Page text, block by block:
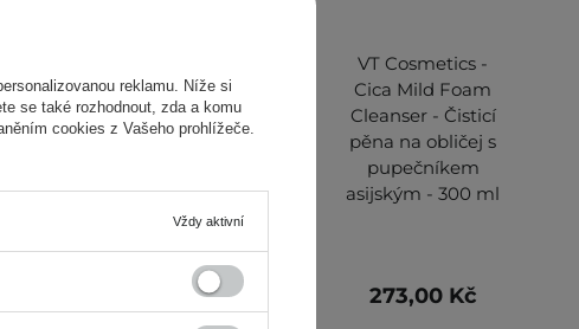
-
s
CICA TeaTree
Soothing Wash off
Pack - Jílová
155,00 Kč
VT Cosmetics -
Cica Mild Foam
Cleanser - Čisticí
pěna na obličej s
pupečníkem
asijským - 300 ml
273,00 Kč
reklamu. Níže si
se také rozhodnout, zda a komu
cookies z Vašeho prohlížeče.
Vždy aktivní